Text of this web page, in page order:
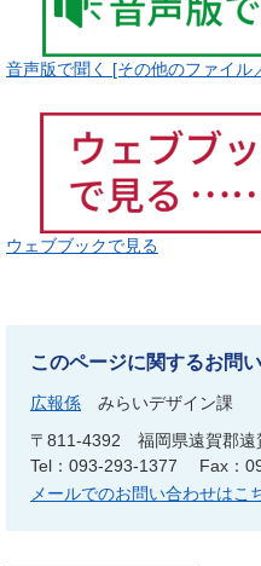
音声版で聞く [その他のファイル
ウェブブックで見る
このページに関するお問
広報係
みらいデザイン課
〒811-4392
福岡県遠賀郡
Tel：093-293-1377
Fax：
メールでのお問い合わせはこ